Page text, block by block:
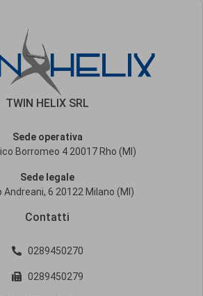
TWIN HELIX SRL
Sede operativa
Borromeo 4 20017 Rho (MI)
Sede legale
Andreani, 6 20122 Milano (MI)
Contatti
0289450270
0289450279